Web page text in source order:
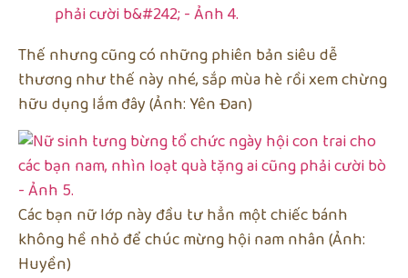
Thế nhưng cũng có những phiên bản siêu dễ
thương như thế này nhé, sắp mùa hè rồi xem chừng
hữu dụng lắm đây (Ảnh: Yên Đan)
Các bạn nữ lớp này đầu tư hẳn một chiếc bánh
không hề nhỏ để chúc mừng hội nam nhân (Ảnh:
Huyền)